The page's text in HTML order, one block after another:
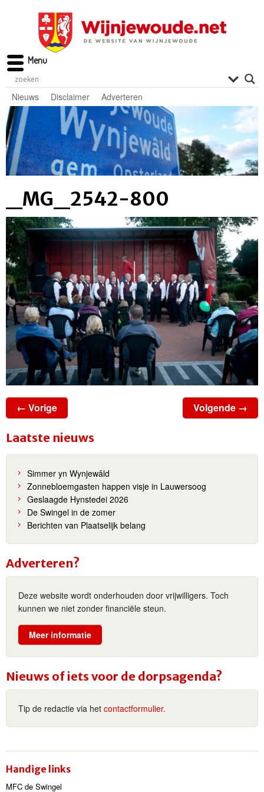
Nieuws Disclaimer Adverteren
_MG_2542-800
← Vorige Volgende →
Laatste nieuws
Simmer yn Wynjewâld
Zonnebloemgasten happen visje in Lauwersoog
Geslaagde Hynstedei 2026
De Swingel in de zomer
Berichten van Plaatselijk belang
Adverteren?
Deze website wordt onderhouden door vrijwilligers. Toch
kunnen we niet zonder financiële steun.
Meer informatie
Nieuws of iets voor de dorpsagenda?
Tip de redactie via het contactformulier.
Handige links
MFC de Swingel
Menu